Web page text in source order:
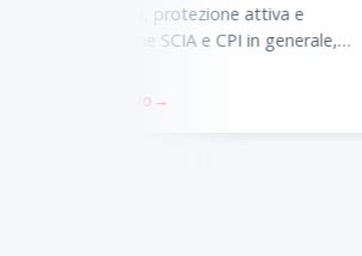
incendio, protezione attiva e
pratiche SCIA e CPI in generale,